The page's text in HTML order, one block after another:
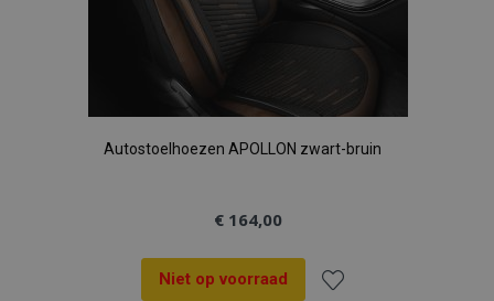
Autostoelhoezen APOLLON zwart-bruin
€ 164,00
Niet op voorraad